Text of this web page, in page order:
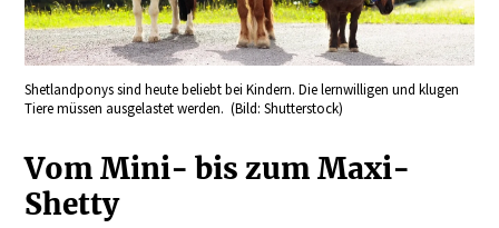
Shetlandponys sind heute beliebt bei Kindern. Die lernwilligen und klugen
Tiere müssen ausgelastet werden. (Bild: Shutterstock)
Vom Mini- bis zum Maxi-
Shetty